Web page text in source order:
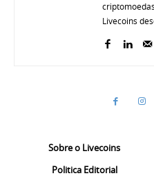
Livecoins
Sobre o Livecoins
Politica Editorial